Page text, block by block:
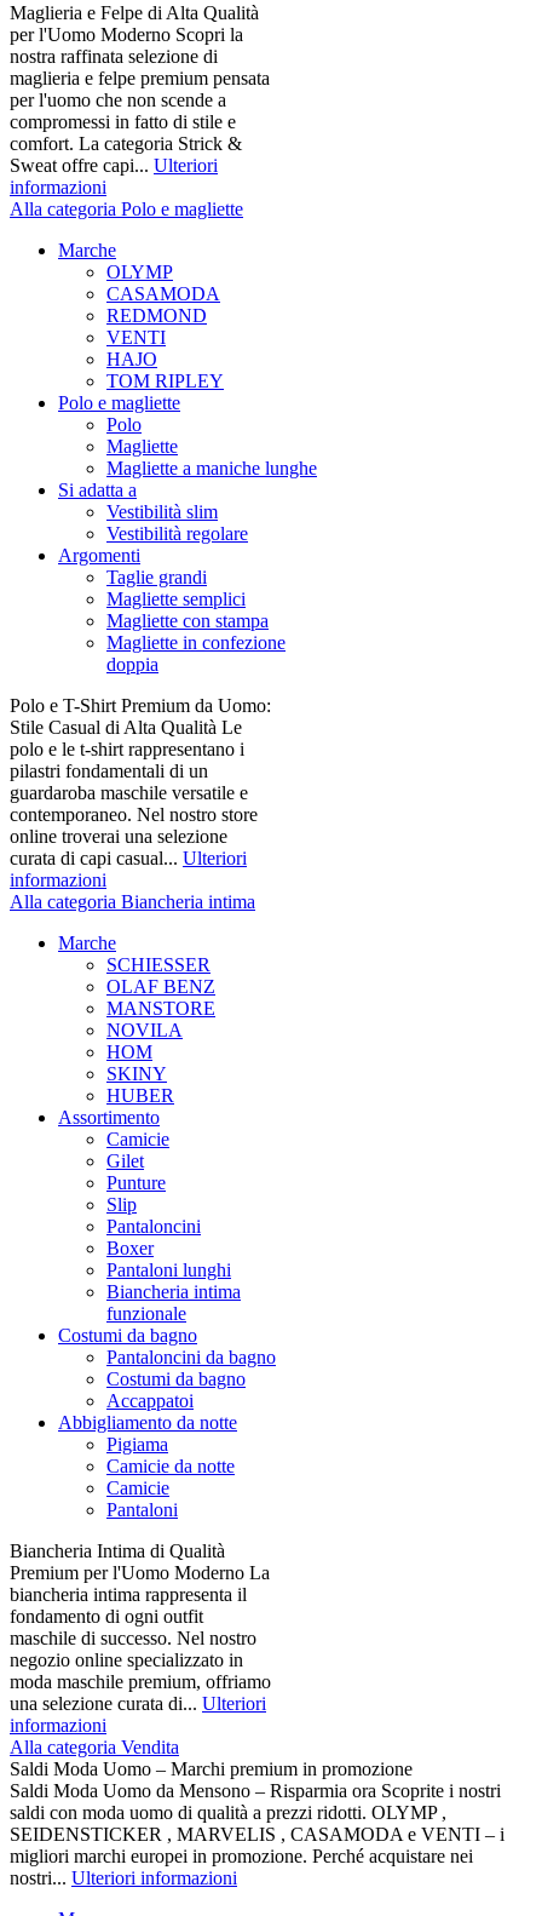
Maglieria e Felpe di Alta Qualità
per l'Uomo Moderno Scopri la
nostra raffinata selezione di
maglieria e felpe premium pensata
per l'uomo che non scende a
compromessi in fatto di stile e
comfort. La categoria Strick &
Sweat offre capi... Ulteriori
informazioni
Alla categoria Polo e magliette
Marche
OLYMP
CASAMODA
REDMOND
VENTI
HAJO
TOM RIPLEY
Polo e magliette
Polo
Magliette
Magliette a maniche lunghe
Si adatta a
Vestibilità slim
Vestibilità regolare
Argomenti
Taglie grandi
Magliette semplici
Magliette con stampa
Magliette in confezione
doppia
Polo e T-Shirt Premium da Uomo:
Stile Casual di Alta Qualità Le
polo e le t-shirt rappresentano i
pilastri fondamentali di un
guardaroba maschile versatile e
contemporaneo. Nel nostro store
online troverai una selezione
curata di capi casual... Ulteriori
informazioni
Alla categoria Biancheria intima
Marche
SCHIESSER
OLAF BENZ
MANSTORE
NOVILA
HOM
SKINY
HUBER
Assortimento
Camicie
Gilet
Punture
Slip
Pantaloncini
Boxer
Pantaloni lunghi
Biancheria intima
funzionale
Costumi da bagno
Pantaloncini da bagno
Costumi da bagno
Accappatoi
Abbigliamento da notte
Pigiama
Camicie da notte
Camicie
Pantaloni
Biancheria Intima di Qualità
Premium per l'Uomo Moderno La
biancheria intima rappresenta il
fondamento di ogni outfit
maschile di successo. Nel nostro
negozio online specializzato in
moda maschile premium, offriamo
una selezione curata di... Ulteriori
informazioni
Alla categoria Vendita
Saldi Moda Uomo – Marchi premium in promozione
Saldi Moda Uomo da Mensono – Risparmia ora Scoprite i nostri
saldi con moda uomo di qualità a prezzi ridotti. OLYMP ,
SEIDENSTICKER , MARVELIS , CASAMODA e VENTI – i
migliori marchi europei in promozione. Perché acquistare nei
nostri... Ulteriori informazioni